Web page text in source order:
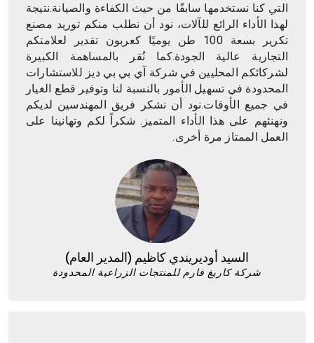
التي كنا نستخدمها سابقًا من حيث الكفاءة والصيانة.نتيجة
لهذا الأداء الرائع للآلات، نود أن نطلب منكم توريد مصنع
تكرير بسعة 100 طن يوميًا كعربون تقدير لعلامتكم
التجارية عالية الجودة.كما نُقر بالمساهمة الكبيرة
لشركائكم المحليين في شركة آي بي بي ديز للاستشارات
المحدودة في تسهيل الأمور بالنسبة لنا وتوفير قطع الغيار
في جميع الأوقات.نود أن نشكر فريق المهندسين لديكم
ونهنئهم على هذا الأداء المتميز. شكراً لكم وتهانينا على
العمل الممتاز مرة أخرى.
السيد أوديريندي كاظيم (المدير العام)
شركة كاريغ فارم للمنتجات الزراعية المحدودة